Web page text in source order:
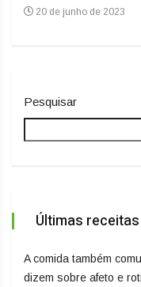
20 de junho de 2023
Pesquisar
Últimas receitas
A comida também
dizem sobre afeto e